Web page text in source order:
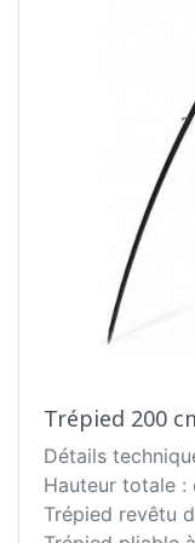
de les baisser
composé d'un
d'empêcher de
une cuisson
en quelques
remonté, ce
transport. La
ainsi que la
avec des
excellente
Trépied 200
Détails
Hauteur totale :
Trépied revêtu